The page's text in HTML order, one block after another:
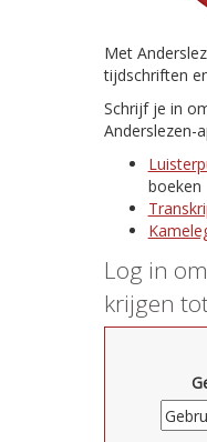
Met
tijdschriften
Schrijf je in
Anderslezen-
boeken
Log in
krijgen